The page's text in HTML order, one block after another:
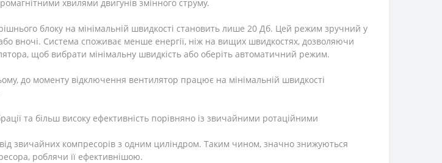
хвилями двигунів змінного струму.
блоку на мінімальній швидкості становить лише 20 Дб. Цей режим зручний у
вночі. Система споживає менше енергії, ніж на вищих швидкостях, дозволяючи
щоб вибрати мінімальну швидкість або оберіть автоматичний режим.
до моменту відключення вентилятор працює на мінімальній швидкості
та більш високу ефективність порівняно із звичайними ротаційними
звичайних компресорів з одним циліндром. Таким чином, значно знижуються
роблячи її ефективнішою.